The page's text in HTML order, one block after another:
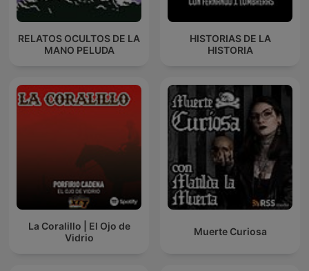
RELATOS OCULTOS DE LA
MANO PELUDA
HISTORIAS DE LA
HISTORIA
La Coralillo | El Ojo de
Vidrio
Muerte Curiosa